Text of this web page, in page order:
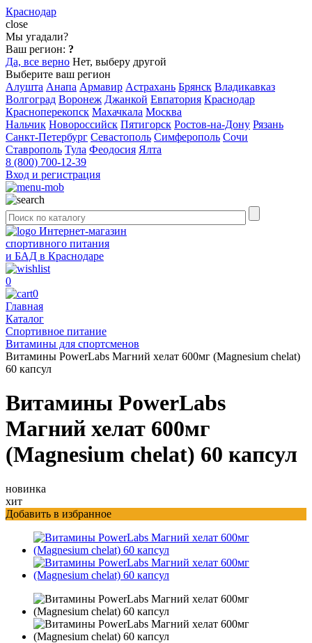
Краснодар
close
Мы угадали?
Ваш регион: ?
Да, все верно Нет, выберу другой
Выберите ваш регион
Алушта Анапа Армавир Астрахань Брянск Владикавказ
Волгоград Воронеж Джанкой Евпатория Краснодар
Красноперекопск Махачкала Москва
Нальчик Новороссийск Пятигорск Ростов-на-Дону Рязань
Санкт-Петербург Севастополь Симферополь Сочи
Ставрополь Тула Феодосия Ялта
8 (800) 700-12-39
Вход и регистрация
Интернет-магазин
спортивного питания
и БАД в Краснодаре
0
0
Главная
Каталог
Спортивное питание
Витамины для спортсменов
Витамины PowerLabs Магний хелат 600мг (Magnesium chelat)
60 капсул
Витамины PowerLabs
Магний хелат 600мг
(Magnesium chelat) 60 капсул
новинка
хит
Добавить в избранное